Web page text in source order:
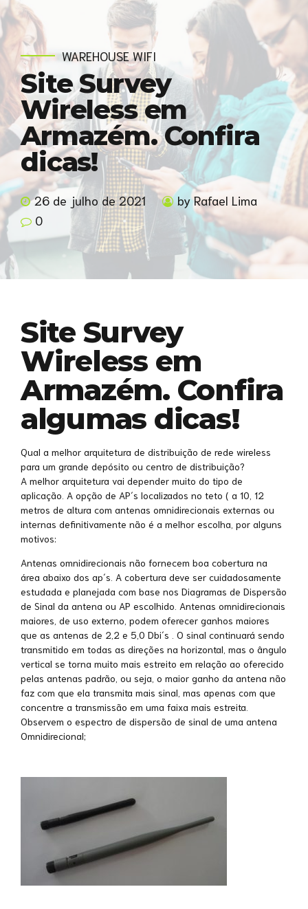
WAREHOUSE WIFI
Site Survey
Wireless em
Armazém. Confira
dicas!
26 de julho de 2021
by Rafael Lima
0
Site Survey
Wireless em
Armazém. Confira
algumas dicas!
Qual a melhor arquitetura de distribuição de rede wireless
para um grande depósito ou centro de distribuição?
A melhor arquitetura vai depender muito do tipo de
aplicação. A opção de AP´s localizados no teto ( a 10, 12
metros de altura com antenas omnidirecionais externas ou
internas definitivamente não é a melhor escolha, por alguns
motivos:
Antenas omnidirecionais não fornecem boa cobertura na
área abaixo dos ap´s. A cobertura deve ser cuidadosamente
estudada e planejada com base nos Diagramas de Dispersão
de Sinal da antena ou AP escolhido. Antenas omnidirecionais
maiores, de uso externo, podem oferecer ganhos maiores
que as antenas de 2,2 e 5,0 Dbi´s . O sinal continuará sendo
transmitido em todas as direções na horizontal, mas o ângulo
vertical se torna muito mais estreito em relação ao oferecido
pelas antenas padrão, ou seja, o maior ganho da antena não
faz com que ela transmita mais sinal, mas apenas com que
concentre a transmissão em uma faixa mais estreita.
Observem o espectro de dispersão de sinal de uma antena
Omnidirecional;